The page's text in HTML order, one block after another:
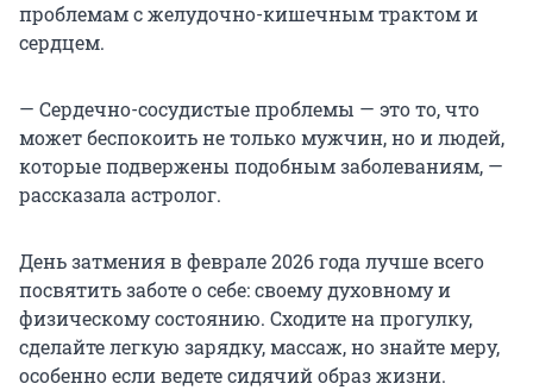
проблемам с желудочно-кишечным трактом и
сердцем.
— Сердечно-сосудистые проблемы — это то, что
может беспокоить не только мужчин, но и людей,
которые подвержены подобным заболеваниям, —
рассказала астролог.
День затмения в феврале 2026 года лучше всего
посвятить заботе о себе: своему духовному и
физическому состоянию. Сходите на прогулку,
сделайте легкую зарядку, массаж, но знайте меру,
особенно если ведете сидячий образ жизни.